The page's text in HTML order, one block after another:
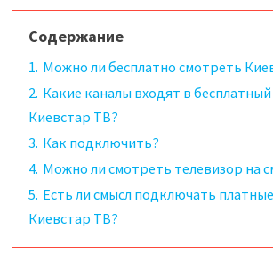
Содержание
1. Можно ли бесплатно смотреть
2. Какие каналы входят в
Киевстар ТВ?
3. Как подключить?
4. Можно ли смотреть телевизор на
5. Есть ли смысл подключать
Киевстар ТВ?